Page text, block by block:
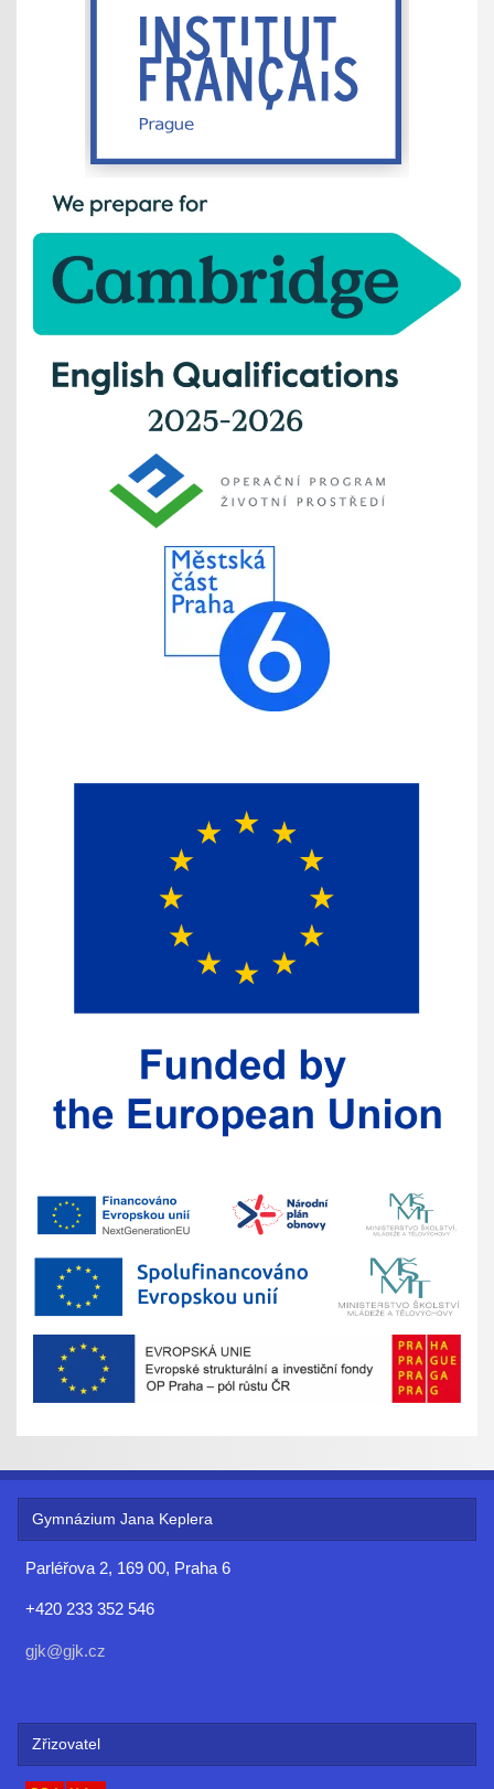
Gymnázium Jana Keplera
Parléřova 2, 169 00, Praha 6
+420 233 352 546
gjk@gjk.cz
Zřizovatel